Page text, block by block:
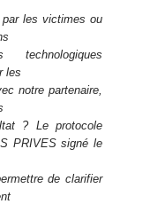
par les victimes ou
technologiques
les
notre partenaire,
? Le protocole
PRIVES signé le
de clarifier